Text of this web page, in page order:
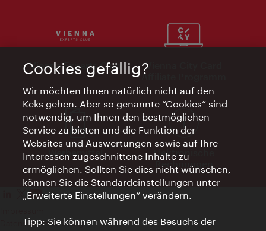
Vienna Experts Club
Vienna City Card
Affiliate Programm
Werbemittel
Elektronische
Rechnungen
Datenschutzerklärung
Cookies gefällig?
Wir möchten Ihnen natürlich nicht auf den
Keks gehen. Aber so genannte “Cookies” sind
notwendig, um Ihnen den bestmöglichen
Service zu bieten und die Funktion der
Websites und Auswertungen sowie auf Ihre
Interessen zugeschnittene Inhalte zu
ermöglichen. Sollten Sie dies nicht wünschen,
können Sie die Standardeinstellungen unter
„Erweiterte Einstellungen“ verändern.
Tipp: Sie können während des Besuchs der